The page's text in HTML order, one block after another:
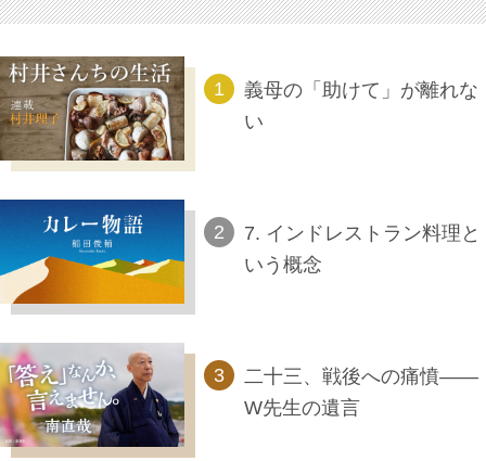
義母の「助けて」が離れな
い
7. インドレストラン料理と
いう概念
二十三、戦後への痛憤――
W先生の遺言